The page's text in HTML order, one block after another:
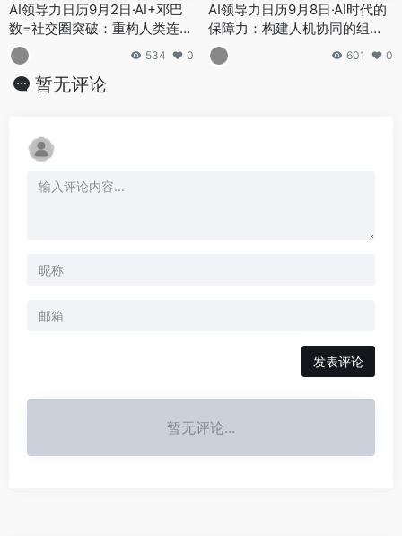
AI领导力日历9月2日·AI+邓巴
数=社交圈突破：重构人类连接
的新范式
534 0
AI领导力日历9月8日·AI时代的
保障力：构建人机协同的组织
新范式
601 0
暂无评论
发表评论
暂无评论...